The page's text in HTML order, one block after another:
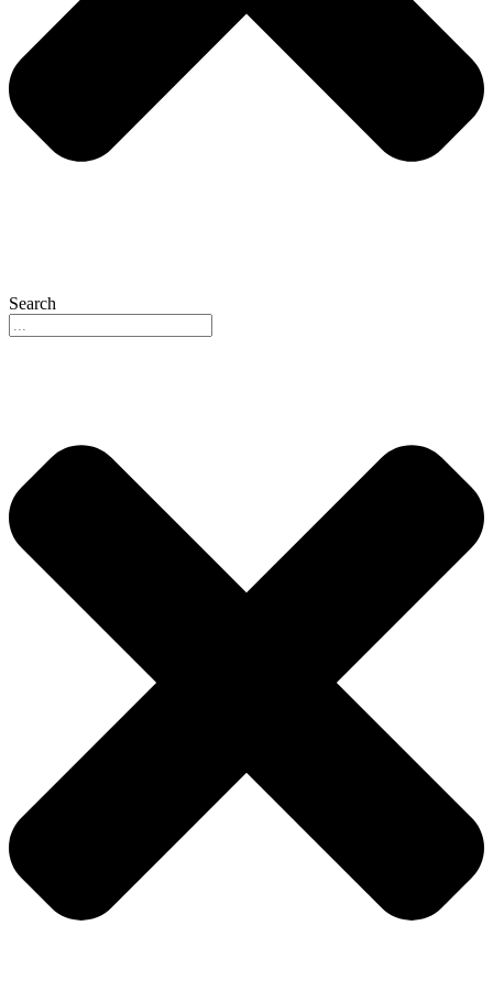
Search